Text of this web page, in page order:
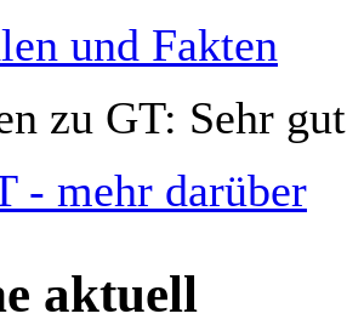
und Fakten
zu GT: Sehr
- mehr darüber
aktuell